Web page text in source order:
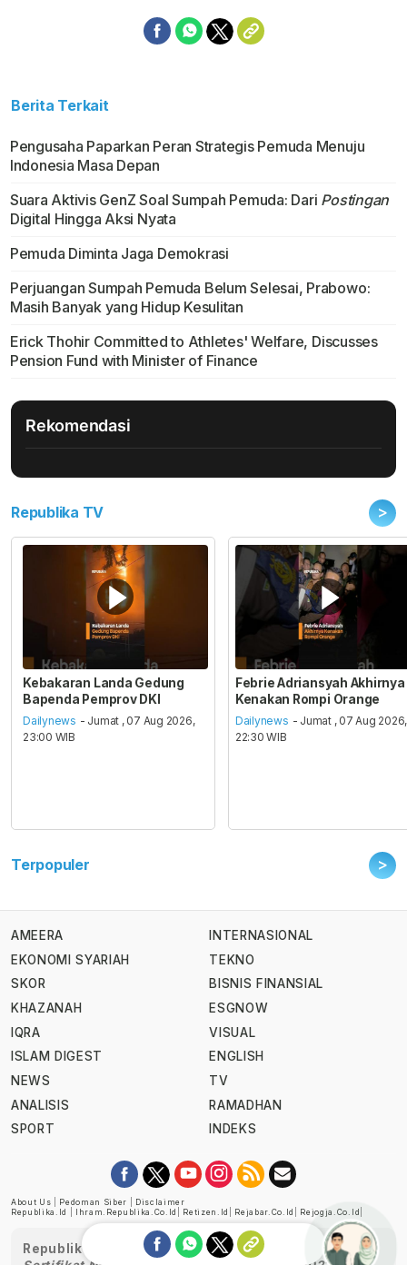
Berita Terkait
Pengusaha Paparkan Peran Strategis Pemuda Menuju
Indonesia Masa Depan
Suara Aktivis GenZ Soal Sumpah Pemuda: Dari Postingan
Digital Hingga Aksi Nyata
Pemuda Diminta Jaga Demokrasi
Perjuangan Sumpah Pemuda Belum Selesai, Prabowo:
Masih Banyak yang Hidup Kesulitan
Erick Thohir Committed to Athletes' Welfare, Discusses
Pension Fund with Minister of Finance
Rekomendasi
Republika TV >
Kebakaran Landa Gedung
Bapenda Pemprov DKI
Dailynews - Jumat , 07 Aug 2026,
23:00 WIB
Febrie Adriansyah Akhirnya
Kenakan Rompi Orange
Dailynews - Jumat , 07 Aug 2026,
22:30 WIB
Terpopuler >
AMEERA
EKONOMI SYARIAH
SKOR
KHAZANAH
IQRA
ISLAM DIGEST
NEWS
ANALISIS
SPORT
INTERNASIONAL
TEKNO
BISNIS FINANSIAL
ESGNOW
VISUAL
ENGLISH
TV
RAMADHAN
INDEKS
About Us Pedoman Siber
Disclaimer
Republika.id
Ihram.republika.co.id Retizen.id Rejabar.co.id Rejogja.co.id
Republika telah diverifikasi oleh Dewan Pers